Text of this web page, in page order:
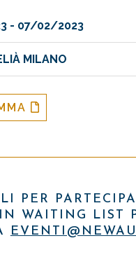
- 07/02/2023
MILANO
PER
WAITING LIST